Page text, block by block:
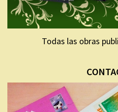
Todas las obras